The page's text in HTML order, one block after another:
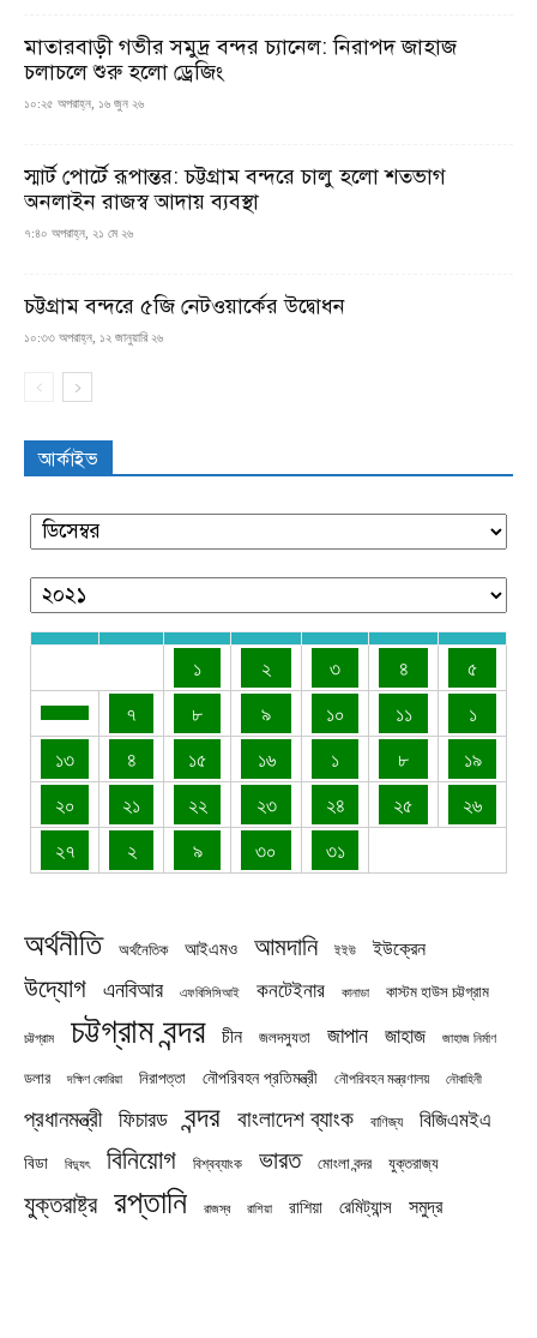
মাতারবাড়ী গভীর সমুদ্র বন্দর চ্যানেল: নিরাপদ জাহাজ
চলাচলে শুরু হলো ড্রেজিং
১০:২৫ অপরাহ্ন, ১৬ জুন ২৬
স্মার্ট পোর্টে রূপান্তর: চট্টগ্রাম বন্দরে চালু হলো শতভাগ
অনলাইন রাজস্ব আদায় ব্যবস্থা
৭:৪০ অপরাহ্ন, ২১ মে ২৬
চট্টগ্রাম বন্দরে ৫জি নেটওয়ার্কের উদ্বোধন
১০:৩৩ অপরাহ্ন, ১২ জানুয়ারি ২৬
আর্কাইভ
১ ২ ৩ ৪
৫
৭
৮ ৯ ১০ ১১
১
১৩
৪ ১৫ ১৬ ১ ৮
১৯
২০
২১ ২২ ২৩ ২৪ ২৫
২৬
২৭
২ ৯ ৩০ ৩১
অর্থনীতি অর্থনৈতিক আইএমও আমদানি ইইউ ইউক্রেন
উদ্যোগ এনবিআর এফবিসিসিআই কনটেইনার কানাডা কাস্টম হাউস চট্টগ্রাম
চট্টগ্রাম চট্টগ্রাম বন্দর চীন জলদস্যুতা জাপান জাহাজ জাহাজ নির্মাণ
ডলার দক্ষিণ কোরিয়া নিরাপত্তা নৌপরিবহন প্রতিমন্ত্রী নৌপরিবহন মন্ত্রণালয় নৌবাহিনী
প্রধানমন্ত্রী ফিচারড বন্দর বাংলাদেশ ব্যাংক বাণিজ্য বিজিএমইএ
বিডা বিদ্যুৎ বিনিয়োগ বিশ্বব্যাংক ভারত মোংলা বন্দর যুক্তরাজ্য
যুক্তরাষ্ট্র রপ্তানি রাজস্ব রাশিয়া রাশিয়া রেমিট্যান্স সমুদ্র